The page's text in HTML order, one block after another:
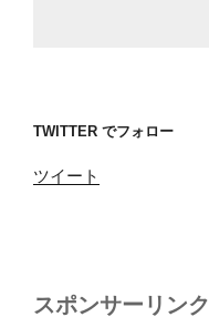
TWITTER でフォロー
ツイート
スポンサーリンク